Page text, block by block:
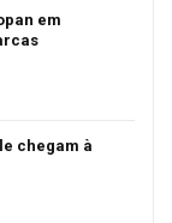
em
chegam à